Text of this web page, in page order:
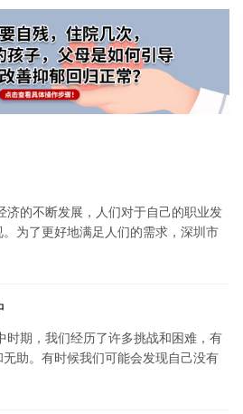
济的不断发展，人们对于自己的职业发
为了更好地满足人们的需求，深圳市
时期，我们经历了许多挑战和困难，有
助。有时候我们可能会发现自己没有